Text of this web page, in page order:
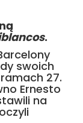
.
swoich
27.
Ernesto
na